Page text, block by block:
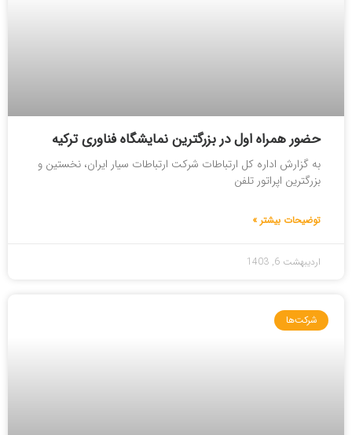
حضور همراه اول در بزرگترین نمایشگاه فناوری ترکیه
به گزارش اداره کل ارتباطات شرکت ارتباطات سیار ایران، نخستین و
بزرگترین اپراتور تلفن
توضیحات بیشتر »
اردیبهشت 6, 1403
شرکت‌ها